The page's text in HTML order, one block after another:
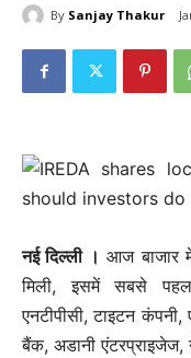
By Sanjay Thakur
नई दिल्ली । आज बाजार
मिली, इसमें सबसे
एनटीपीसी, टाइटन
बैंक, अडानी